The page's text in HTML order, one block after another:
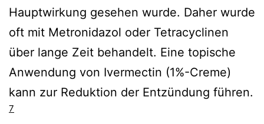
Hauptwirkung gesehen wurde. Daher wurde
oft mit Metronidazol oder Tetracyclinen
über lange Zeit behandelt. Eine topische
Anwendung von Ivermectin (1%-Creme)
kann zur Reduktion der Entzündung führen.
7